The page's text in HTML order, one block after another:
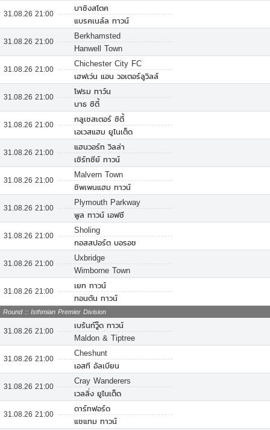
31.08.26 21:00
บาซิงสโตค
แบรคเนล์ล ทาวน์
31.08.26 21:00
Berkhamsted
Hanwell Town
31.08.26 21:00
Chichester City FC
เฮฟเว่น แอน วอเตอร์ลูวิลล์
31.08.26 21:00
โฟรม ทาว์น
บาธ ซิตี้
31.08.26 21:00
กลูเซสเตอร์ ซิตี้
เอเวสแฮม ยูไนเต็ด
31.08.26 21:00
แฮนวอร์ท วิลล่า
เชิร์ทซีย์ ทาวน์
31.08.26 21:00
Malvern Town
ชิพเพนแฮม ทาวน์
31.08.26 21:00
Plymouth Parkway
พูล ทาวน์ เอฟซี
31.08.26 21:00
Sholing
กอสสปอร์ต บอรอช
31.08.26 21:00
Uxbridge
Wimborne Town
31.08.26 21:00
เยท ทาวน์
ทอนตัน ทาวน์
Round :: Isthmian Premier Division
31.08.26 21:00
เบร้นท์วู๊ด ทาวน์
Maldon & Tiptree
31.08.26 21:00
Cheshunt
เอสที อัลเบียน
31.08.26 21:00
Cray Wanderers
เวลลิ่ง ยูไนเต็ด
31.08.26 21:00
ดาร์ทฟอร์ด
แชแทม ทาวน์